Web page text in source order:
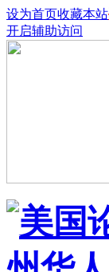
设为首页收藏本站
开启辅助访问